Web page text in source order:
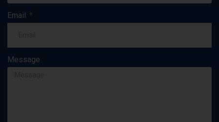
Email
Message